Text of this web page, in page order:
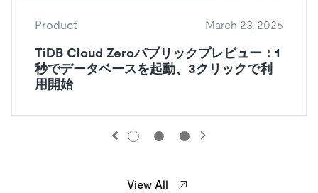
Product March 23, 2026
TiDB Cloud Zeroパブリックプレビュー：1
秒でデータベースを起動、3クリックで利
用開始
View All